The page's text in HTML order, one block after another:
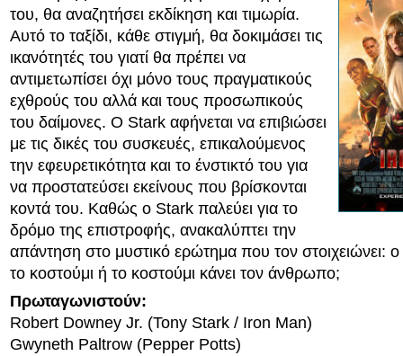
του, θα αναζητήσει εκδίκηση και τιμωρία.
Αυτό το ταξίδι, κάθε στιγμή, θα δοκιμάσει τις
ικανότητές του γιατί θα πρέπει να
αντιμετωπίσει όχι μόνο τους πραγματικούς
εχθρούς του αλλά και τους προσωπικούς
του δαίμονες. Ο Stark αφήνεται να επιβιώσει
με τις δικές του συσκευές, επικαλούμενος
την εφευρετικότητα και το ένστικτό του για
να προστατεύσει εκείνους που βρίσκονται
κοντά του. Καθώς ο Stark παλεύει για το
δρόμο της επιστροφής, ανακαλύπτει την
απάντηση στο μυστικό ερώτημα που τον στοιχειώνει:
το κοστούμι ή το κοστούμι κάνει τον άνθρωπο;
Πρωταγωνιστούν:
Robert Downey Jr. (Tony Stark / Iron Man)
Gwyneth Paltrow (Pepper Potts)